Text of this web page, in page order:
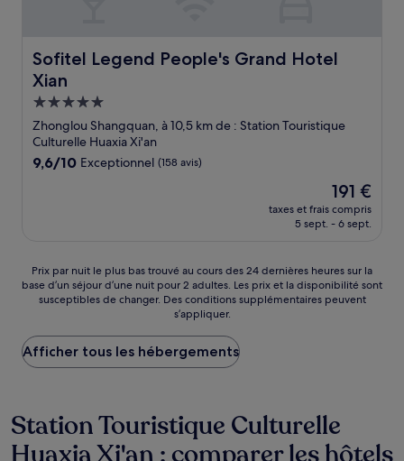
Sofitel Legend People's Grand Hotel
Xian
Sofitel Legend People's Grand Hotel Xian
Hébergement
5.0 étoiles
Zhonglou Shangquan, à 10,5 km de : Station Touristique
Culturelle Huaxia Xi'an
9.6
9,6/10 Exceptionnel (158 avis)
Le
nouveau
prix
191 €
191 €
taxes et frais compris
5 sept. - 6 sept.
Prix
par
nuit
plus
bas
trouvé
des
24 dernières
heures
Prix par nuit le plus bas trouvé au cours des 24 dernières heures sur la
base d’un séjour d’une nuit pour 2 adultes. Les prix et la disponibilité sont
susceptibles de changer. Des conditions supplémentaires peuvent
s’appliquer.
Afficher tous les hébergements
Station Touristique Culturelle